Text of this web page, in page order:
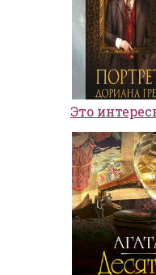
Это